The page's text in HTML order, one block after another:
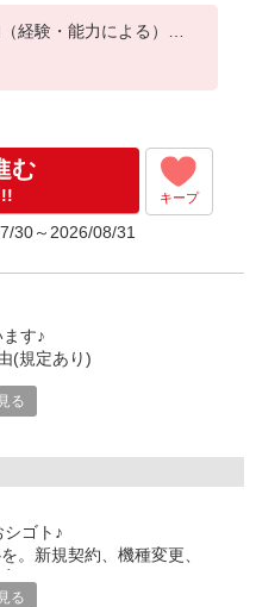
経験・能力による）
）
有)
)
゜+゜
む
キープ
30～2026/08/31
す♪
(規定あり)
入OK！！
♪
る
ゴト♪
。新規契約、機種変更、
る